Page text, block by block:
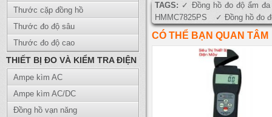
Thước cặp đồng hồ
Thước đo độ sâu
Thước đo độ cao
THIẾT BỊ ĐO VÀ KIỂM TRA ĐIỆN
Ampe kìm AC
Ampe kìm AC/DC
Đồng hồ vạn năng
TAGS:
Đồng hồ đo độ ẩm đa
HMMC7825PS
Đồng hồ đo
CÓ THỂ BẠN QUAN TÂM